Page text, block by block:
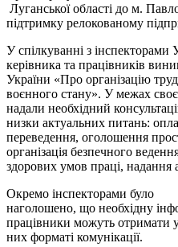
Луганської області до м.
підтримку релокованому
У спілкуванні з
керівника та працівників
України «Про організацію
воєнного стану». У межах
надали необхідний
низки актуальних питань:
переведення, оголошення
організація безпечного
здорових умов праці, надання
Окремо інспекторами було
наголошено, що необхідну
працівники можуть отримати
них форматі комунікації.